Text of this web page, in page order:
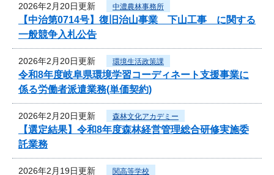
2026年2月20日更新 中濃農林事務所
【中治第0714号】復旧治山事業 下山工事 に関する
一般競争入札公告
2026年2月20日更新 環境生活政策課
令和8年度岐阜県環境学習コーディネート支援事業に
係る労働者派遣業務(単価契約)
2026年2月20日更新 森林文化アカデミー
【選定結果】令和8年度森林経営管理総合研修実施委
託業務
2026年2月19日更新 関高等学校